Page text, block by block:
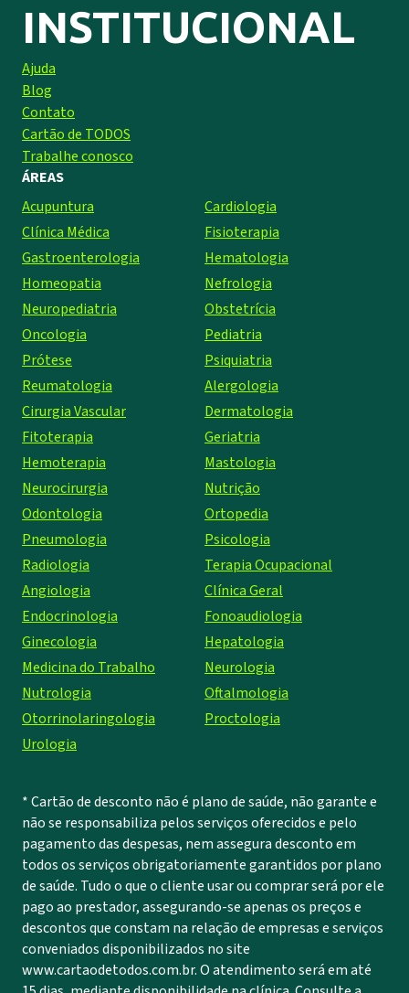
INSTITUCIONAL
Ajuda
Blog
Contato
Cartão de TODOS
Trabalhe conosco
ÁREAS
Acupuntura
Cardiologia
Clínica Médica
Fisioterapia
Gastroenterologia
Hematologia
Homeopatia
Nefrologia
Neuropediatria
Obstetrícia
Oncologia
Pediatria
Prótese
Psiquiatria
Reumatologia
Alergologia
Cirurgia Vascular
Dermatologia
Fitoterapia
Geriatria
Hemoterapia
Mastologia
Neurocirurgia
Nutrição
Odontologia
Ortopedia
Pneumologia
Psicologia
Radiologia
Terapia Ocupacional
Angiologia
Clínica Geral
Endocrinologia
Fonoaudiologia
Ginecologia
Hepatologia
Medicina do Trabalho
Neurologia
Nutrologia
Oftalmologia
Otorrinolaringologia
Proctologia
Urologia
* Cartão de desconto não é plano de saúde, não garante e
não se responsabiliza pelos serviços oferecidos e pelo
pagamento das despesas, nem assegura desconto em
todos os serviços obrigatoriamente garantidos por plano
de saúde. Tudo o que o cliente usar ou comprar será por ele
pago ao prestador, assegurando-se apenas os preços e
descontos que constam na relação de empresas e serviços
conveniados disponibilizados no site
www.cartaodetodos.com.br. O atendimento será em até